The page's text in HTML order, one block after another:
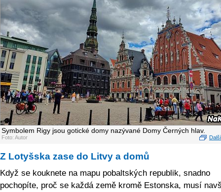
Symbolem Rigy jsou gotické domy nazývané Domy Černých hlav.
Foto: Autor
Z Lotyšska zase do Litvy a domů
Když se kouknete na mapu pobaltských republik, snadno
pochopíte, proč se každá země kromě Estonska, musí